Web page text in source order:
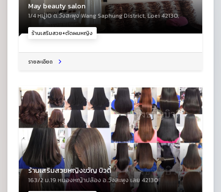
ร้านเสริมสวย+ตัดผมหญิง
May beauty salon
1/4 หมู่10 ต.วังสะพุง Wang Saphung District, Loei 42130,
รายละเอียด
ร้านเสริมสวยหญิงขวัญ บิวตี้
163/2 ม.19 หนองหญ้าปล้อง อ.วังสะพุง เลย 42130